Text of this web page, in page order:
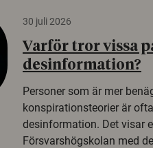
30 juli 2026
Varför tror vissa
desinformation?
Personer som är mer
konspirationsteorier är
desinformation. Det visar
Försvarshögskolan med